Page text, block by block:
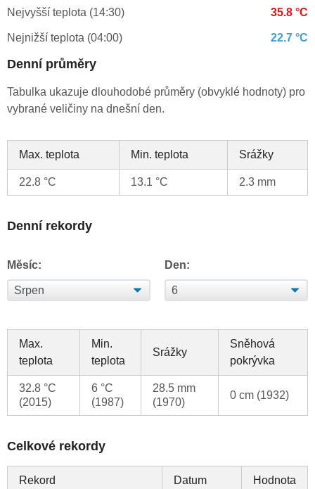
Nejvyšší teplota (14:30) 35.8 °C
Nejnižší teplota (04:00) 22.7 °C
Denní průměry
Tabulka ukazuje dlouhodobé průměry (obvyklé hodnoty) pro
vybrané veličiny na dnešní den.
Max. teplota Min. teplota Srážky
22.8 °C 13.1 °C 2.3 mm
Denní rekordy
Měsíc: Den:
Max.
teplota
Min.
teplota
Srážky
Sněhová
pokrývka
32.8 °C
(2015)
6 °C
(1987)
28.5 mm
(1970)
0 cm (1932)
Celkové rekordy
Rekord Datum Hodnota